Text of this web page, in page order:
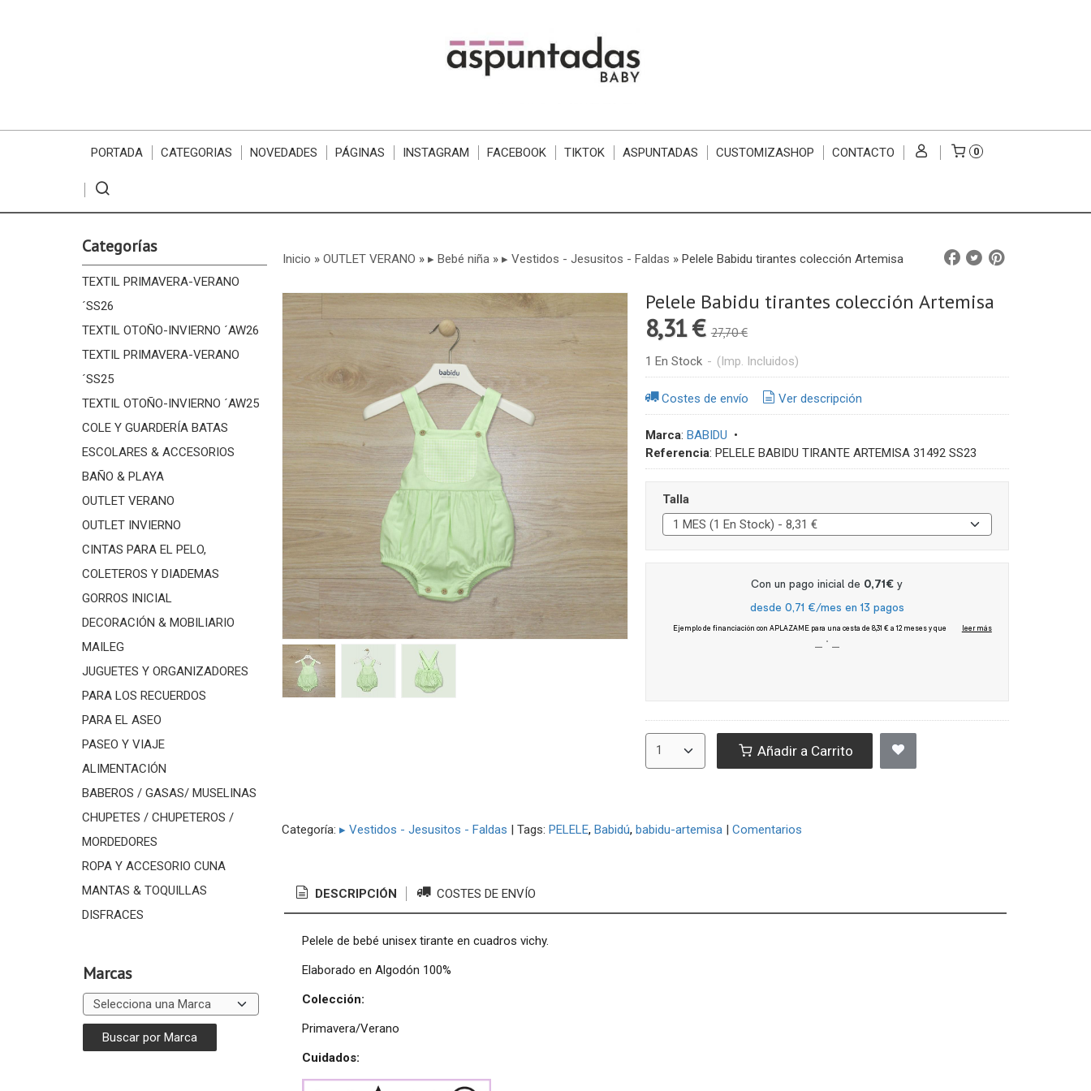
PORTADA CATEGORIAS NOVEDADES PÁGINAS INSTAGRAM FACEBOOK TIKTOK ASPUNTADAS CUSTOMIZASHOP CONTACTO 0
Categorías
TEXTIL PRIMAVERA-VERANO
´SS26
TEXTIL OTOÑO-INVIERNO ´AW26
TEXTIL PRIMAVERA-VERANO
´SS25
TEXTIL OTOÑO-INVIERNO ´AW25
COLE Y GUARDERÍA BATAS
ESCOLARES & ACCESORIOS
BAÑO & PLAYA
OUTLET VERANO
OUTLET INVIERNO
CINTAS PARA EL PELO,
COLETEROS Y DIADEMAS
GORROS INICIAL
DECORACIÓN & MOBILIARIO
MAILEG
JUGUETES Y ORGANIZADORES
PARA LOS RECUERDOS
PARA EL ASEO
PASEO Y VIAJE
ALIMENTACIÓN
BABEROS / GASAS/ MUSELINAS
CHUPETES / CHUPETEROS /
MORDEDORES
ROPA Y ACCESORIO CUNA
MANTAS & TOQUILLAS
DISFRACES
Marcas
Inicio » OUTLET VERANO » ▸ Bebé niña» ▸ Vestidos - Jesusitos - Faldas » Pelele Babidu tirantes colección Artemisa
Pelele Babidu tirantes colección Artemisa
8,31 € 27,70 €
1 En Stock - (Imp. Incluidos)
Costes de envío Ver descripción
Marca: BABIDU •
Referencia: PELELE BABIDU TIRANTE ARTEMISA 31492 SS23
Talla
Añadir a Carrito
Categoría: ▸ Vestidos - Jesusitos - Faldas | Tags: PELELE Babidú babidu-artemisa | Comentarios
DESCRIPCIÓN COSTES DE ENVÍO
Pelele de bebé unisex tirante en cuadros vichy.
Elaborado en Algodón 100%
Colección:
Primavera/Verano
Cuidados: